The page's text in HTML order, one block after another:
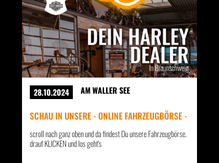
28.10.2024 AM WALLER SEE
SCHAU IN UNSERE - ONLINE FAHRZEUGBÖRSE -
scroll nach ganz oben und da findest Du unsere Fahrzeugbörse.
drauf KLICKEN und los geht's